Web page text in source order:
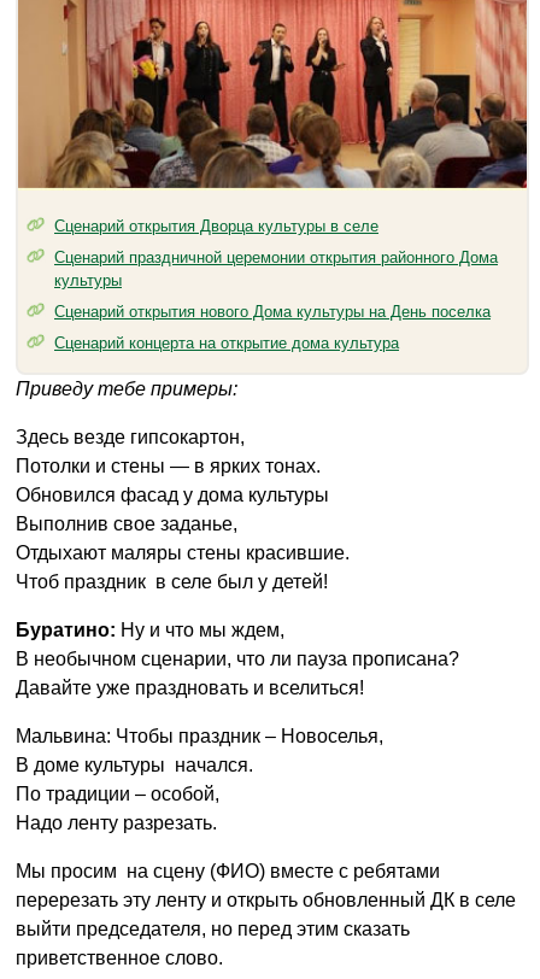
Сценарий открытия Дворца культуры в селе
Сценарий праздничной церемонии открытия районного Дома
культуры
Сценарий открытия нового Дома культуры на День поселка
Сценарий концерта на открытие дома культура
Приведу тебе примеры:
Здесь везде гипсокартон,
Потолки и стены — в ярких тонах.
Обновился фасад у дома культуры
Выполнив свое заданье,
Отдыхают маляры стены красившие.
Чтоб праздник в селе был у детей!
Буратино: Ну и что мы ждем,
В необычном сценарии, что ли пауза прописана?
Давайте уже праздновать и вселиться!
Мальвина: Чтобы праздник – Новоселья,
В доме культуры начался.
По традиции – особой,
Надо ленту разрезать.
Мы просим на сцену (ФИО) вместе с ребятами
перерезать эту ленту и открыть обновленный ДК в селе
выйти председателя, но перед этим сказать
приветственное слово.